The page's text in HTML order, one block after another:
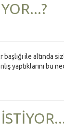
ile altında
yaptıklarını bu